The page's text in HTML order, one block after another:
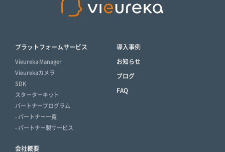
プラットフォームサービス
Vieureka Manager
Vieurekaカメラ
SDK
スターターキット
パートナープログラム
- パートナー一覧
- パートナー製サービス
導入事例
お知らせ
ブログ
FAQ
会社概要